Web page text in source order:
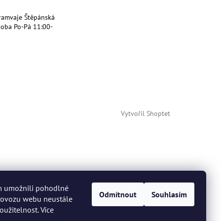
umožnili pohodlné
webu neustále
Více
Odmítnout Souhlasím
Štěpánská
Po-Pá 11:00-
Vytvořil Shoptet